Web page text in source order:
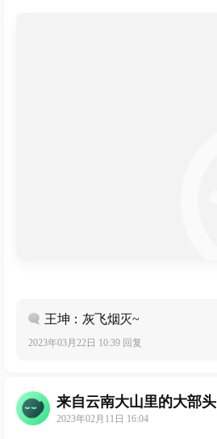
王坤：灰飞烟灭~
2023年03月22日 10:39 回复
来自云南大山里的大部头
2023年02月11日 16:04